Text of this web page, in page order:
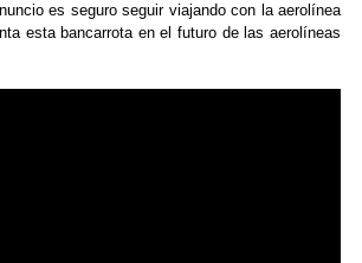
es seguro seguir viajando con la aerolínea
esta bancarrota en el futuro de las aerolíneas